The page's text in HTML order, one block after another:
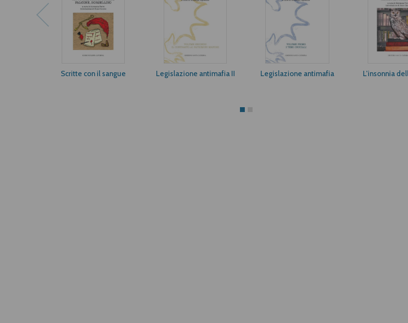
Scritte con il sangue Legislazione antimafia II Legislazione antimafia L'insonnia